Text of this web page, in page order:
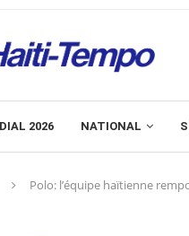
2026 NATIONAL
Polo: l’équipe haïtienne